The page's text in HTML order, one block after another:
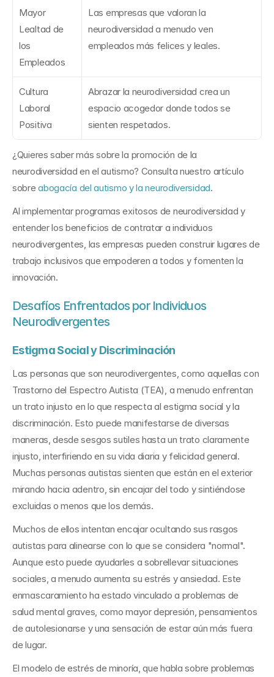
Mayor
Lealtad de
los
Empleados
Las empresas que valoran la
neurodiversidad a menudo ven
empleados más felices y leales.
Cultura
Laboral
Positiva
Abrazar la neurodiversidad crea un
espacio acogedor donde todos se
sienten respetados.
¿Quieres saber más sobre la promoción de la
neurodiversidad en el autismo? Consulta nuestro artículo
sobre abogacía del autismo y la neurodiversidad.
Al implementar programas exitosos de neurodiversidad y
entender los beneficios de contratar a individuos
neurodivergentes, las empresas pueden construir lugares de
trabajo inclusivos que empoderen a todos y fomenten la
innovación.
Desafíos Enfrentados por Individuos
Neurodivergentes
Estigma Social y Discriminación
Las personas que son neurodivergentes, como aquellas con
Trastorno del Espectro Autista (TEA), a menudo enfrentan
un trato injusto en lo que respecta al estigma social y la
discriminación. Esto puede manifestarse de diversas
maneras, desde sesgos sutiles hasta un trato claramente
injusto, interfiriendo en su vida diaria y felicidad general.
Muchas personas autistas sienten que están en el exterior
mirando hacia adentro, sin encajar del todo y sintiéndose
excluidas o menos que los demás.
Muchos de ellos intentan encajar ocultando sus rasgos
autistas para alinearse con lo que se considera "normal".
Aunque esto puede ayudarles a sobrellevar situaciones
sociales, a menudo aumenta su estrés y ansiedad. Este
enmascaramiento ha estado vinculado a problemas de
salud mental graves, como mayor depresión, pensamientos
de autolesionarse y una sensación de estar aún más fuera
de lugar.
El modelo de estrés de minoría, que habla sobre problemas